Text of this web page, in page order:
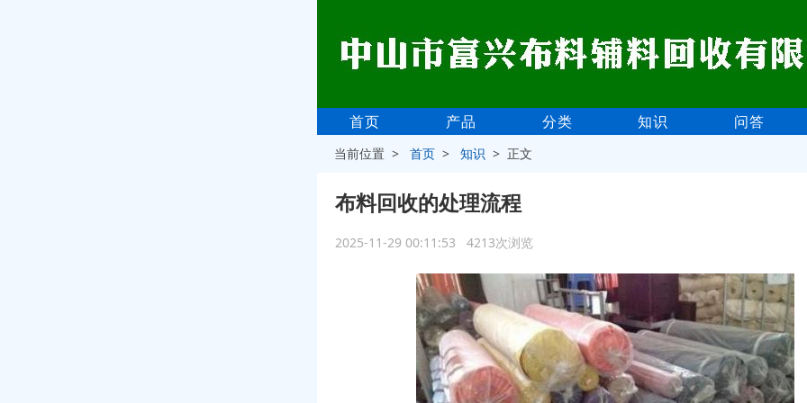
首页 产品 分类 知识 问答
当前位置 >首页 >知识 > 正文
布料回收的处理流程
2025-11-29 00:11:53 4213次浏览